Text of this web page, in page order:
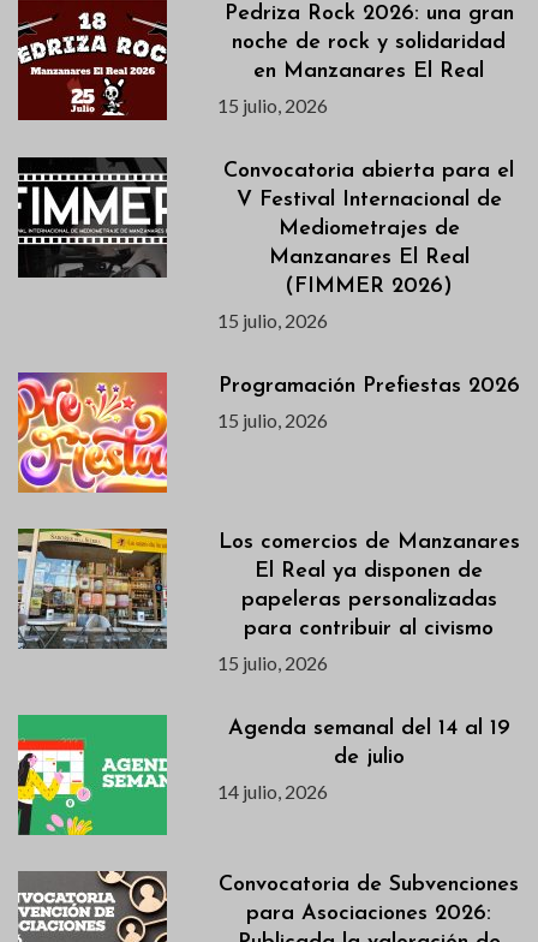
Pedriza Rock 2026: una gran
noche de rock y solidaridad
en Manzanares El Real
15 julio, 2026
Convocatoria abierta para el
V Festival Internacional de
Mediometrajes de
Manzanares El Real
(FIMMER 2026)
15 julio, 2026
Programación Prefiestas 2026
15 julio, 2026
Los comercios de Manzanares
El Real ya disponen de
papeleras personalizadas
para contribuir al civismo
15 julio, 2026
Agenda semanal del 14 al 19
de julio
14 julio, 2026
Convocatoria de Subvenciones
para Asociaciones 2026: